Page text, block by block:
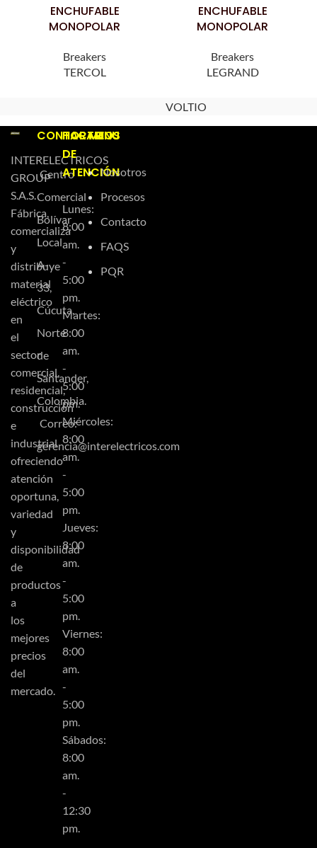
ENCHUFABLE
MONOPOLAR
Breakers
TERCOL
ENCHUFABLE
MONOPOLAR
Breakers
LEGRAND
VOLTIO
INTERELECTRICOS
GROUP
S.A.S.
Fábrica,
comercializa
y
distribuye
material
eléctrico
en
el
sector
comercial,
residencial,
construcción
e
industrial
ofreciendo
atención
oportuna,
variedad
y
disponibilidad
de
productos
a
los
mejores
precios
del
mercado.
CONTACTO
Centro
Comercial
Bolívar
Local
A-
33,
Cúcuta,
Norte
de
Santander,
Colombia.
Correo:
gerencia@interelectricos.com
HORARIOS
DE
ATENCIÓN
Lunes:
8:00
am.
-
5:00
pm.
Martes:
8:00
am.
-
5:00
pm.
Miércoles:
8:00
am.
-
5:00
pm.
Jueves:
8:00
am.
-
5:00
pm.
Viernes:
8:00
am.
-
5:00
pm.
Sábados:
8:00
am.
-
12:30
pm.
MENU
Nosotros
Procesos
Contacto
FAQS
PQR